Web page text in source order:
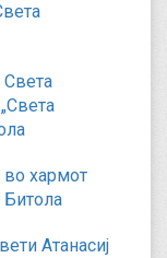
во хармот
Атанасиј